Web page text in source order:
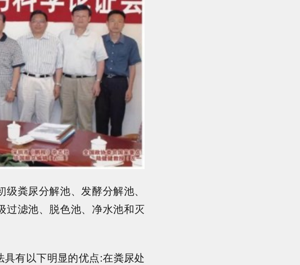
粪尿分解池、发酵分解池、
过滤池、脱色池、净水池和灭
有以下明显的优点:在粪尿处